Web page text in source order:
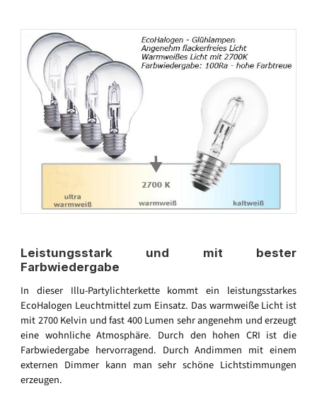
Leistungsstark und mit bester
Farbwiedergabe
In dieser Illu-Partylichterkette kommt ein leistungsstarkes
EcoHalogen Leuchtmittel zum Einsatz. Das warmweiße Licht ist
mit 2700 Kelvin und fast 400 Lumen sehr angenehm und erzeugt
eine wohnliche Atmosphäre. Durch den hohen CRI ist die
Farbwiedergabe hervorragend. Durch Andimmen mit einem
externen Dimmer kann man sehr schöne Lichtstimmungen
erzeugen.